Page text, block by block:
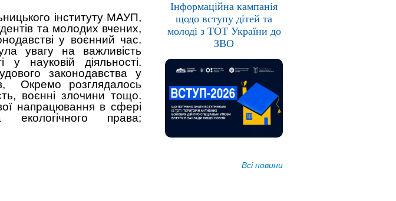
інституту МАУП,
та молодих вчених,
у воєнний час.
увагу на важливість
у науковій діяльності.
законодавства у
Окремо розглядалось
воєнні злочини тощо.
напрацювання в сфері
екологічного права;
Інформаційна кампанія
щодо вступу дітей та
молоді з ТОТ України до
ЗВО
Всі новини